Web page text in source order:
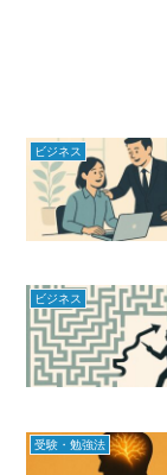
ビジネス
ビジネス
受験・勉強法